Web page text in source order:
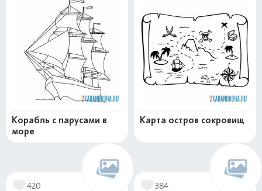
Корабль с парусами в
море
Карта остров сокровищ
420 384